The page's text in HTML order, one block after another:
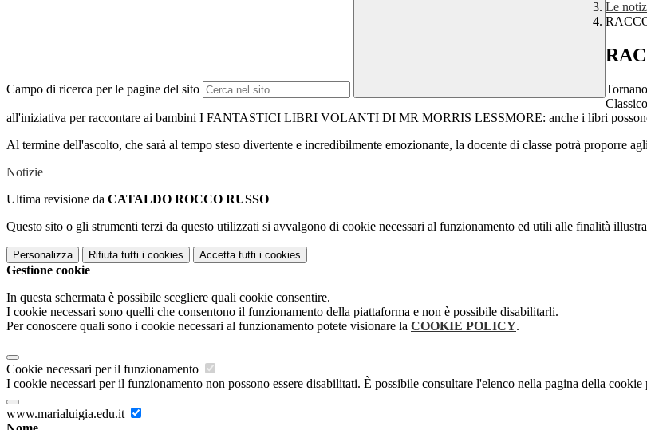
Campo di ricerca per le pagine del sito
Le
all'iniziativa per raccontare ai bambini I FANTASTICI LIBRI VOLANTI DI MR MORRIS LESSMORE: anche i libri
Al termine dell'ascolto, che sarà al tempo steso divertente e incredibilmente emozionante, la docente di classe potrà proporre
Notizie
Ultima revisione da CATALDO ROCCO RUSSO
Questo sito o gli strumenti terzi da questo utilizzati si avvalgono di cookie necessari al funzionamento ed utili alle finalità
Personalizza Rifiuta tutti i cookies Accetta tutti i cookies
Gestione cookie
In questa schermata è possibile scegliere quali cookie consentire.
I cookie necessari sono quelli che consentono il funzionamento della piattaforma e non è possibile disabilitarli.
Per conoscere quali sono i cookie necessari al funzionamento potete visionare la COOKIE POLICY.
Cookie necessari per il funzionamento
I cookie necessari per il funzionamento non possono essere disabilitati. È possibile consultare l'elenco nella pagina della cookie
www.marialuigia.edu.it